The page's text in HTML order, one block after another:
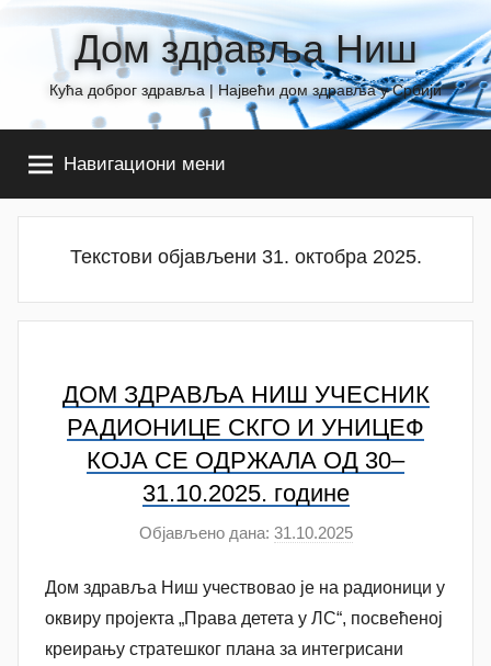
content
Дом здравља Ниш
Кућа доброг здравља | Највећи дом здравља у Србији
Навигациони мени
Текстови објављени 31. октобра 2025.
ДОМ ЗДРАВЉА НИШ УЧЕСНИК
РАДИОНИЦЕ СКГО И УНИЦЕФ
КОЈА СЕ ОДРЖАЛА ОД 30–
31.10.2025. године
Објављено дана: 31.10.2025а
т
о
р
Дом здравља Ниш учествовао је на радионици у
оквиру пројекта „Права детета у ЛС“, посвећеној
креирању стратешког плана за интегрисани